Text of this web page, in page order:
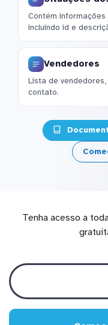
Contém
incluindo id e
Vendedores
Lista de
contato.
Tenha acesso a